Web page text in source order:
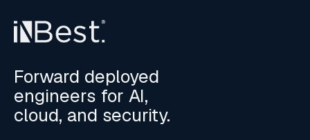
Forward deployed
engineers for AI,
cloud, and security.